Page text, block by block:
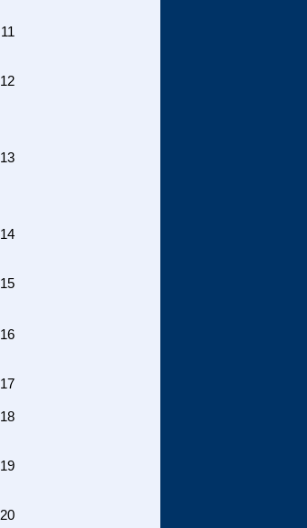
11
12
13
14
15
16
17
18
19
20